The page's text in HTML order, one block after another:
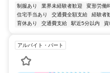
制服あり 業界未経験者歓迎 変形労働
住宅手当あり
交通費全額支給 経験者
育休あり
交通費支給 駅近5分以内
アルバイト・パート